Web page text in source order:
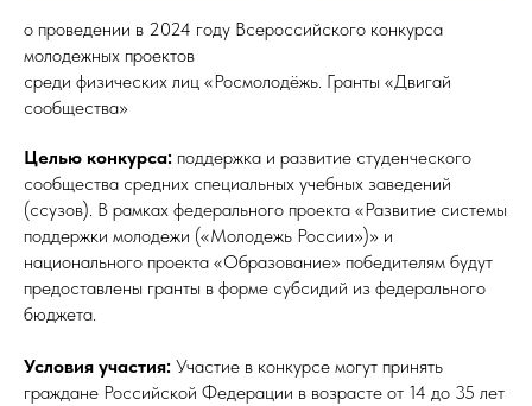
о проведении в 2024 году Всероссийского конкурса
молодежных проектов
среди физических лиц «Росмолодёжь. Гранты «Двигай
сообщества»
Целью конкурса: поддержка и развитие студенческого
сообщества средних специальных учебных заведений
(ссузов). В рамках федерального проекта «Развитие системы
поддержки молодежи («Молодежь России»)» и
национального проекта «Образование» победителям будут
предоставлены гранты в форме субсидий из федерального
бюджета.
Условия участия: Участие в конкурсе могут принять
граждане Российской Федерации в возрасте от 14 до 35 лет